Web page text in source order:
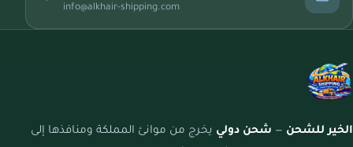
info@alkhair-shipping.com
الخير للشحن — شحن دولي يخرج من موانئ المملكة ومنافذها إلى